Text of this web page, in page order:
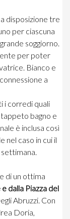
disposizione tre
per ciascuna
soggiorno.
per poter
Bianco e
a
i corredi quali
bagno e
è inclusa così
nel caso in cui il
di un ottima
dalla Piazza del
Abruzzi. Con
Doria,